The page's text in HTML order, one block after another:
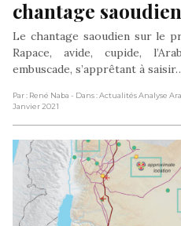
chantage saoudien
Le chantage saoudien sur le
Rapace, avide, cupide,
embuscade, s’apprêtant à
Par : René Naba - Dans : Actualités Analyse
Janvier 2021